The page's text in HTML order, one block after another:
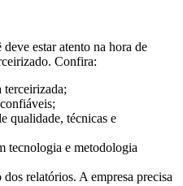
estar atento na hora de
Confira:
terceirizada;
qualidade, técnicas e
tecnologia e metodologia
relatórios. A empresa precisa